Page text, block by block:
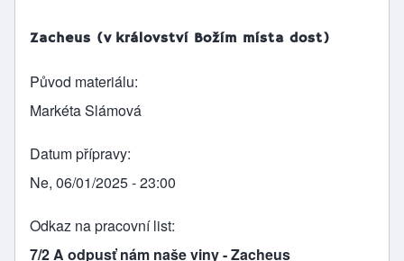
Zacheus (v království Božím místa dost)
Původ materiálu
Markéta Slámová
Datum přípravy
Ne, 06/01/2025 - 23:00
Odkaz na pracovní list
7/2 A odpusť nám naše viny - Zacheus